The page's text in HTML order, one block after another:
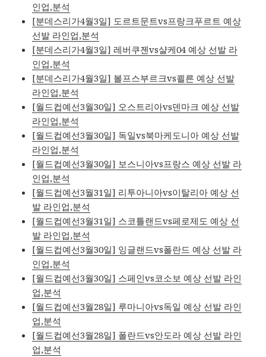
인업,분석
[분데스리가4월3일] 도르트문트vs프랑크푸르트 예상
선발 라인업,분석
[분데스리가4월3일] 레버쿠젠vs샬케04 예상 선발 라
인업,분석
[분데스리가4월3일] 볼프스부르크vs쾰른 예상 선발
라인업,분석
[월드컵예선3월30일] 오스트리아vs덴마크 예상 선발
라인업,분석
[월드컵예선3월30일] 독일vs북마케도니아 예상 선발
라인업,분석
[월드컵예선3월30일] 보스니아vs프랑스 예상 선발 라
인업,분석
[월드컵예선3월31일] 리투아니아vs이탈리아 예상 선
발 라인업,분석
[월드컵예선3월31일] 스코틀랜드vs페로제도 예상 선
발 라인업,분석
[월드컵예선3월30일] 잉글랜드vs폴란드 예상 선발 라
인업,분석
[월드컵예선3월30일] 스페인vs코소보 예상 선발 라인
업,분석
[월드컵예선3월28일] 루마니아vs독일 예상 선발 라인
업,분석
[월드컵예선3월28일] 폴란드vs안도라 예상 선발 라인
업,분석